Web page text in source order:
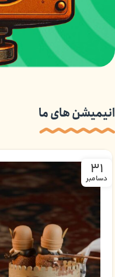
انیمیشن های ما
31
دسامبر